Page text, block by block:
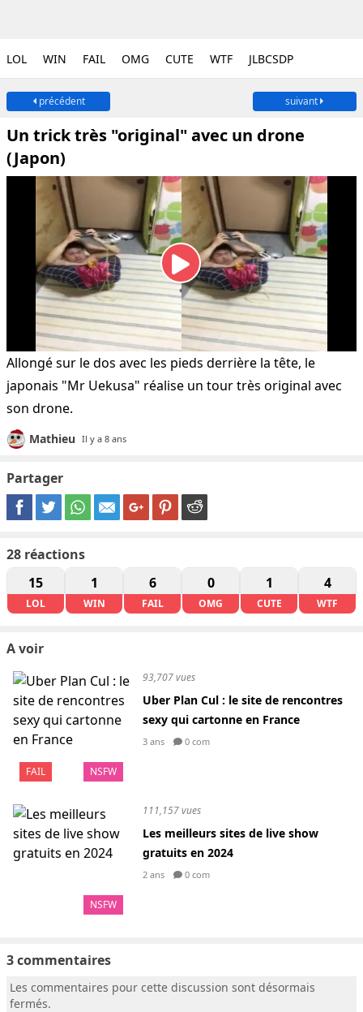
LOL WIN FAIL OMG CUTE WTF JLBCSDP
précédent suivant
Un trick très "original" avec un drone
(Japon)
Allongé sur le dos avec les pieds derrière la tête, le
japonais "Mr Uekusa" réalise un tour très original avec
son drone.
Mathieu Il y a 8 ans
Partager
28 réactions
15
LOL
1
WIN
6
FAIL
0
OMG
1
CUTE
4
WTF
A voir
FAIL NSFW
93,707 vues
Uber Plan Cul : le site de rencontres
sexy qui cartonne en France
3 ans 0 com
NSFW
111,157 vues
Les meilleurs sites de live show
gratuits en 2024
2 ans 0 com
3 commentaires
Les commentaires pour cette discussion sont désormais
fermés.